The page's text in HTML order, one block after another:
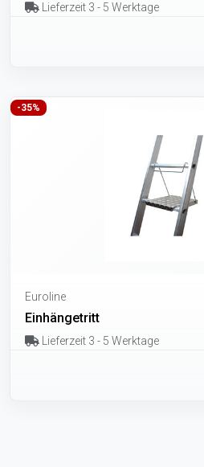
Lieferzeit 3 - 5 Werktage
-35%
Euroline
Einhängetritt
Lieferzeit 3 - 5 Werktage